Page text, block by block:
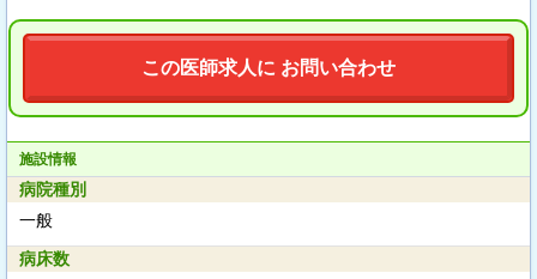
この医師求人に お問い合わせ
施設情報
病院種別
一般
病床数